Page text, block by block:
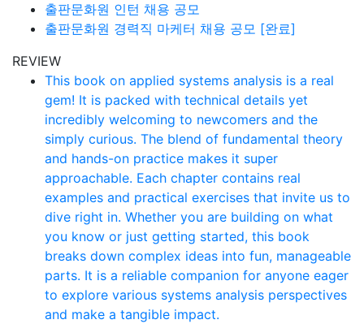
출판문화원 인턴 채용 공모
출판문화원 경력직 마케터 채용 공모 [완료]
REVIEW
This book on applied systems analysis is a real
gem! It is packed with technical details yet
incredibly welcoming to newcomers and the
simply curious. The blend of fundamental theory
and hands-on practice makes it super
approachable. Each chapter contains real
examples and practical exercises that invite us to
dive right in. Whether you are building on what
you know or just getting started, this book
breaks down complex ideas into fun, manageable
parts. It is a reliable companion for anyone eager
to explore various systems analysis perspectives
and make a tangible impact.